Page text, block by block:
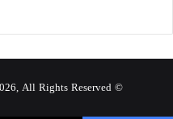
© Copyright 2026, All Rights Reserved |